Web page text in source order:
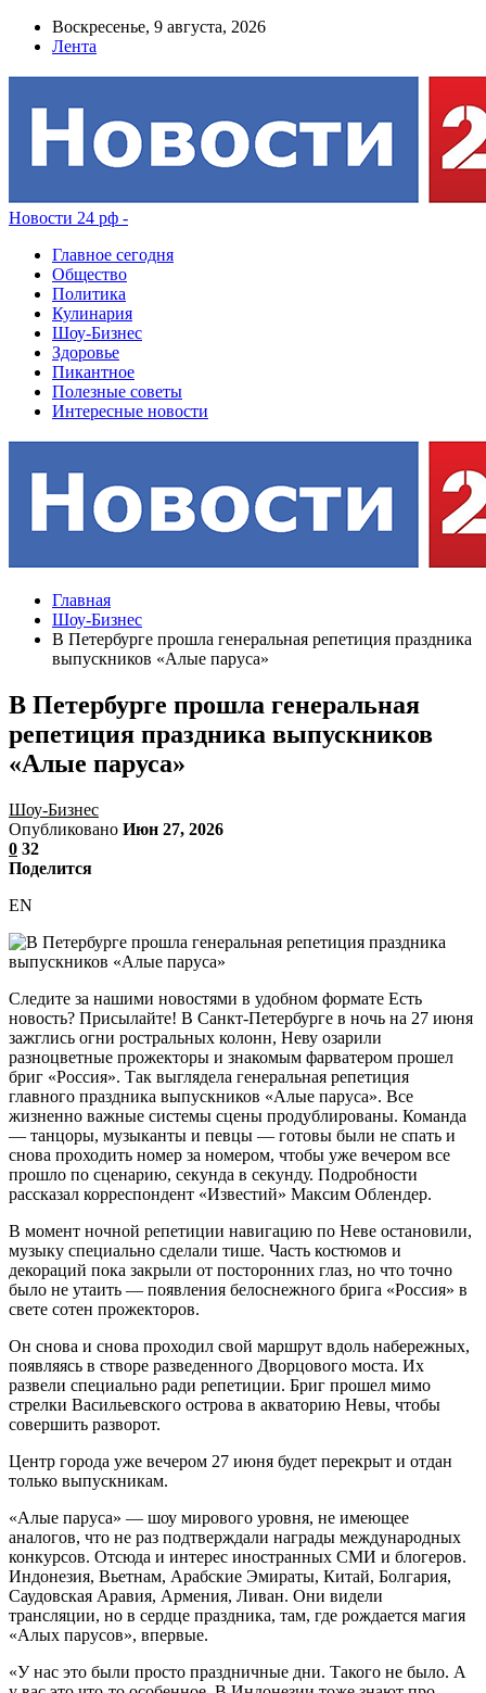
Воскресенье, 9 августа, 2026
Лента
Новости 24 рф -
Главное сегодня
Общество
Политика
Кулинария
Шоу-Бизнес
Здоровье
Пикантное
Полезные советы
Интересные новости
Главная
Шоу-Бизнес
В Петербурге прошла генеральная репетиция праздника
выпускников «Алые паруса»
В Петербурге прошла генеральная
репетиция праздника выпускников
«Алые паруса»
Шоу-Бизнес
Опубликовано Июн 27, 2026
0 32
Поделится
EN
Следите за нашими новостями в удобном формате Есть
новость? Присылайте! В Санкт-Петербурге в ночь на 27 июня
зажглись огни ростральных колонн, Неву озарили
разноцветные прожекторы и знакомым фарватером прошел
бриг «Россия». Так выглядела генеральная репетиция
главного праздника выпускников «Алые паруса». Все
жизненно важные системы сцены продублированы. Команда
— танцоры, музыканты и певцы — готовы были не спать и
снова проходить номер за номером, чтобы уже вечером все
прошло по сценарию, секунда в секунду. Подробности
рассказал корреспондент «Известий» Максим Облендер.
В момент ночной репетиции навигацию по Неве остановили,
музыку специально сделали тише. Часть костюмов и
декораций пока закрыли от посторонних глаз, но что точно
было не утаить — появления белоснежного брига «Россия» в
свете сотен прожекторов.
Он снова и снова проходил свой маршрут вдоль набережных,
появляясь в створе разведенного Дворцового моста. Их
развели специально ради репетиции. Бриг прошел мимо
стрелки Васильевского острова в акваторию Невы, чтобы
совершить разворот.
Центр города уже вечером 27 июня будет перекрыт и отдан
только выпускникам.
«Алые паруса» — шоу мирового уровня, не имеющее
аналогов, что не раз подтверждали награды международных
конкурсов. Отсюда и интерес иностранных СМИ и блогеров.
Индонезия, Вьетнам, Арабские Эмираты, Китай, Болгария,
Саудовская Аравия, Армения, Ливан. Они видели
трансляции, но в сердце праздника, там, где рождается магия
«Алых парусов», впервые.
«У нас это были просто праздничные дни. Такого не было. А